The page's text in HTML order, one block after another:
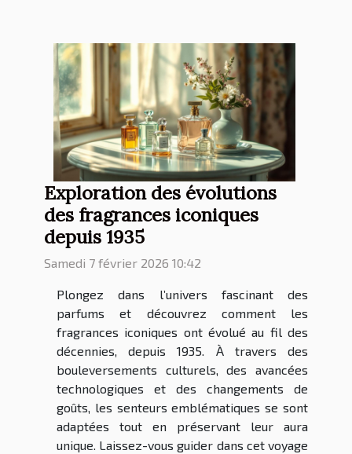
Exploration des évolutions
des fragrances iconiques
depuis 1935
Samedi 7 février 2026 10:42
Plongez dans l’univers fascinant des
parfums et découvrez comment les
fragrances iconiques ont évolué au fil des
décennies, depuis 1935. À travers des
bouleversements culturels, des avancées
technologiques et des changements de
goûts, les senteurs emblématiques se sont
adaptées tout en préservant leur aura
unique. Laissez-vous guider dans cet voyage